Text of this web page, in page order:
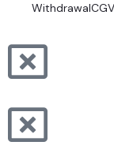
WithdrawalCGV